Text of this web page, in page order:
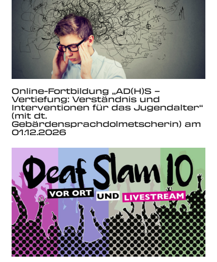
Online-Fortbildung „AD(H)S –
Vertiefung: Verständnis und
Interventionen für das Jugendalter“
(mit dt.
Gebärdensprachdolmetscherin) am
01.12.2026